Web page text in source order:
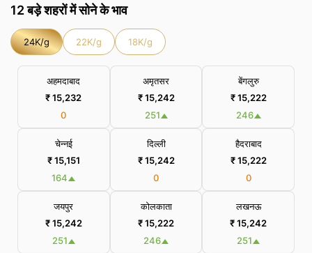
12 बड़े शहरों में सोने के भाव
24K/g 22K/g 18K/g
अहमदाबाद
₹ 15,232
0
अमृतसर
₹ 15,242
251
बेंगलुरु
₹ 15,222
246
चेन्नई
₹ 15,151
164
दिल्ली
₹ 15,242
0
हैदराबाद
₹ 15,222
0
जयपुर
₹ 15,242
251
कोलकाता
₹ 15,222
246
लखनऊ
₹ 15,242
251